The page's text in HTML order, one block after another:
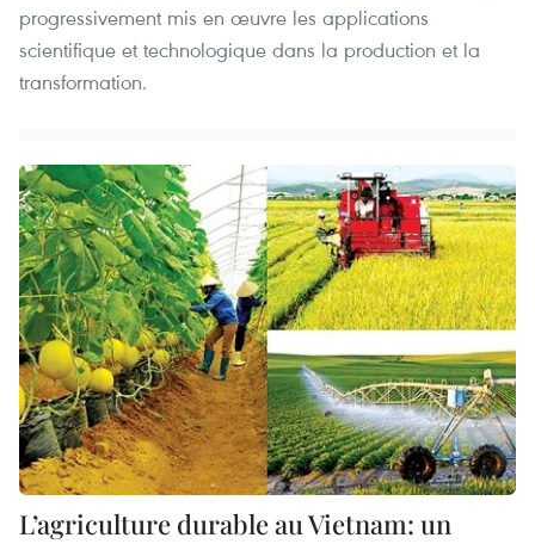
progressivement mis en œuvre les applications
scientifique et technologique dans la production et la
transformation.
L’agriculture durable au Vietnam: un